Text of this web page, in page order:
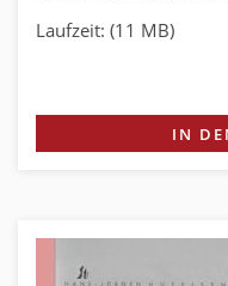
Laufzeit: (11 MB)
IN